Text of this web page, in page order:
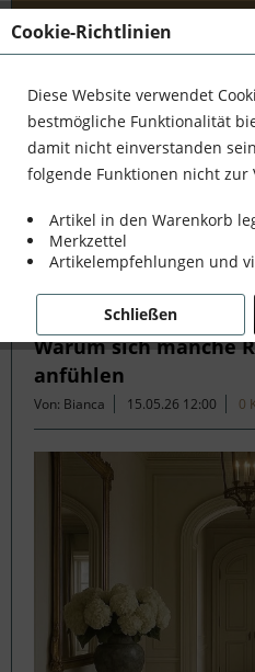
Blog
Reise! Tauche mit uns ein
der außergewöhnlichen
Kunsthandwerker und
mehr erfahren »
Filtern
Warum sich manche
anfühlen
Von: Bianca 15.05.26 12:00 0
Cookie-Richtlinien
Diese Website verwendet
bestmögliche Funktionalität
damit nicht einverstanden
folgende Funktionen nicht zur
Artikel in den Warenkorb
Merkzettel
Artikelempfehlungen und
Schließen